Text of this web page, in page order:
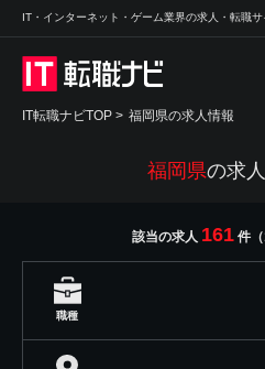
IT・インターネット・ゲーム業界の求人・転職サ
IT転職ナビTOP > 福岡県の求人情報
福岡県の求
該当の求人 161 件
職種